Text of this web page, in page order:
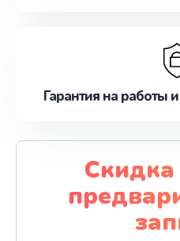
Гарантия на работы